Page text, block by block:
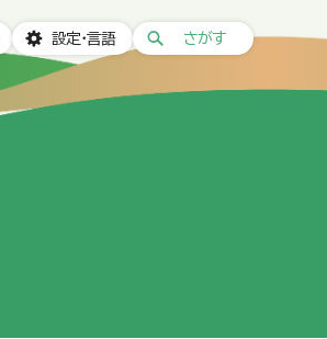
設定・言語 さがす